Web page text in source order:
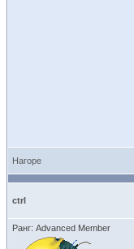
Нагоре
ctrl
Ранг: Advanced Member